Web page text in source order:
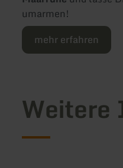
umarmen!
mehr erfahren
Weitere